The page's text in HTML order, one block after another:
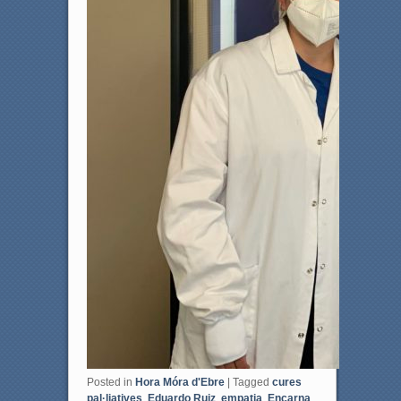
Posted in Hora Móra d'Ebre | Tagged cures
pal·liatives Eduardo Ruiz, empatia Encarna